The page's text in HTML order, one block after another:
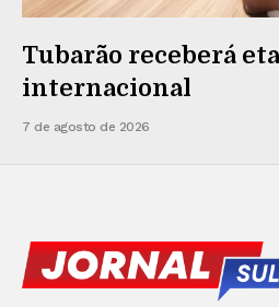
Tubarão receberá
internacional
7 de agosto de 2026